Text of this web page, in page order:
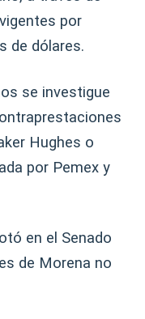
por
de dólares.
se investigue
Hughes o
por Pemex y
en el Senado
de Morena no